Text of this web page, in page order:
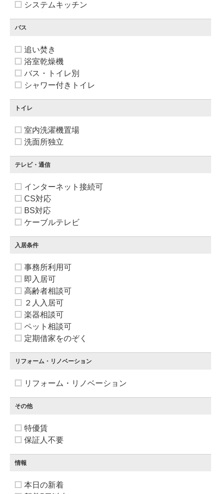
システムキッチン
バス
追い焚き
浴室乾燥機
バス・トイレ別
シャワー付きトイレ
トイレ
室内洗濯機置場
洗面所独立
テレビ・通信
インターネット接続可
CS対応
BS対応
ケーブルテレビ
入居条件
事務所利用可
即入居可
高齢者相談可
２人入居可
楽器相談可
ペット相談可
定期借家をのぞく
リフォーム・リノベーション
リフォーム・リノベーション
その他
特優賃
保証人不要
情報
本日の新着